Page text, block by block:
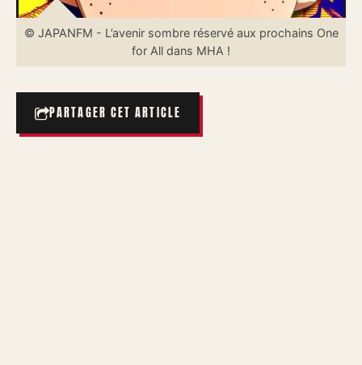
© JAPANFM - L’avenir sombre réservé aux prochains One
for All dans MHA !
PARTAGER CET ARTICLE